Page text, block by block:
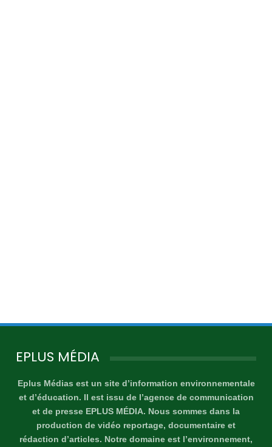
EPLUS MÉDIA
Eplus Médias est un site d’information environnementale
et d’éducation. Il est issu de l’agence de communication
et de presse EPLUS MÉDIA. Nous sommes dans la
production de vidéo reportage, documentaire et
rédaction d’articles. Notre domaine est l’environnement,